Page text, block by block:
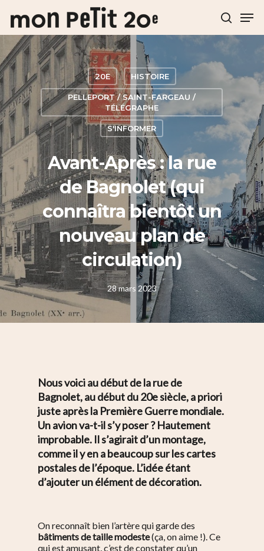
Hit enter to search or ESC to close
20E HISTOIRE
PELLEPORT / SAINT-FARGEAU /
TÉLÉGRAPHE
S'INFORMER
Avant-Après : la rue
de Bagnolet (qui
connaîtra bientôt un
nouveau plan de
circulation)
28 mars 2023
Nous voici au début de la rue de
Bagnolet, au début du 20e siècle, a priori
juste après la Première Guerre mondiale.
Un avion va-t-il s’y poser ? Hautement
improbable. Il s’agirait d’un montage,
comme il y en a beaucoup sur les cartes
postales de l’époque. L’idée étant
d’ajouter un élément de décoration.
On reconnaît bien l’artère qui garde des
bâtiments de taille modeste(ça, on aime !). Ce
qui est amusant, c’est de constater qu’un